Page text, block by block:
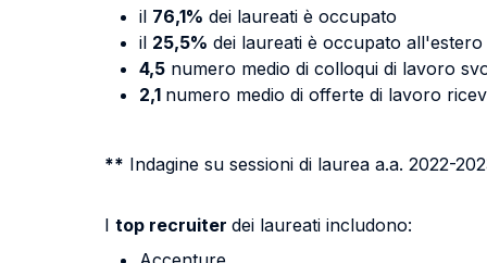
il 76,1% dei laureati è occupato
il 25,5% dei laureati è occupato all'estero
4,5 numero medio di colloqui di lavoro
2,1 numero medio di offerte di lavoro
** Indagine su sessioni di laurea a.a. 2022-
I top recruiter dei laureati includono: